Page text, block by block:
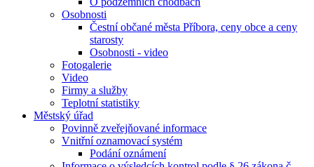
Osobnosti
Čestní občané města Příbora, ceny obce a ceny
starosty
Osobnosti - video
Fotogalerie
Video
Firmy a služby
Teplotní statistiky
Městský úřad
Povinně zveřejňované informace
Vnitřní oznamovací systém
Podání oznámení